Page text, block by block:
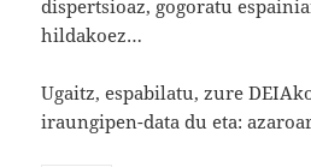
dispertsioaz, gogoratu
hildakoez…
Ugaitz, espabilatu, zure
iraungipen-data du eta: